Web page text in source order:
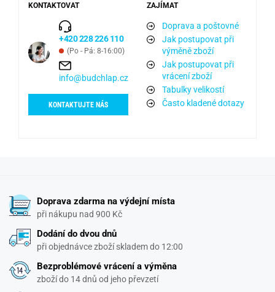
KONTAKTOVAT
+420 228 226 110
(Po - Pá: 8-16:00)
info@budchlap.cz
KONTAKTUJTE NÁS
ZAJÍMAT
Doprava a poštovné
Jak postupovat při
výměně zboží
Jak postupovat při
vrácení zboží
Tabulky velikostí
Často kladené dotazy
Doprava zdarma na výdejní místa
při nákupu nad 900 Kč
Dodání do dvou dnů
při objednávce zboží skladem do 12:00
Bezproblémové vrácení a výměna
zboží do 14 dnů od jeho převzetí